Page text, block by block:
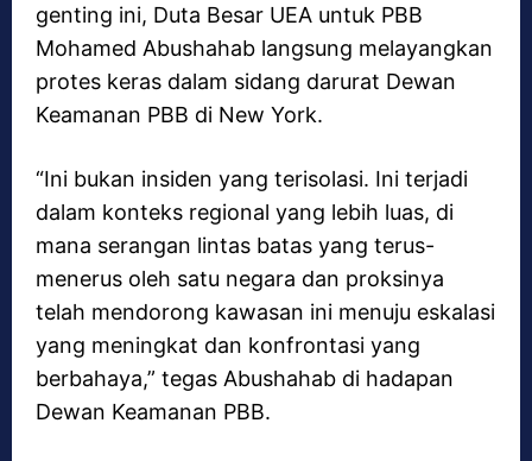
genting ini, Duta Besar UEA untuk PBB
Mohamed Abushahab langsung melayangkan
protes keras dalam sidang darurat Dewan
Keamanan PBB di New York.
“Ini bukan insiden yang terisolasi. Ini terjadi
dalam konteks regional yang lebih luas, di
mana serangan lintas batas yang terus-
menerus oleh satu negara dan proksinya
telah mendorong kawasan ini menuju eskalasi
yang meningkat dan konfrontasi yang
berbahaya,” tegas Abushahab di hadapan
Dewan Keamanan PBB.